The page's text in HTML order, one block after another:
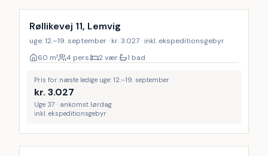
Røllikevej 11, Lemvig
uge: 12.–19. september · kr. 3.027 · inkl. ekspeditionsgebyr
60 m² 4 pers. 2 vær. 1 bad
Pris for næste ledige uge: 12.–19. september
kr. 3.027
Uge 37 · ankomst lørdag
inkl. ekspeditionsgebyr